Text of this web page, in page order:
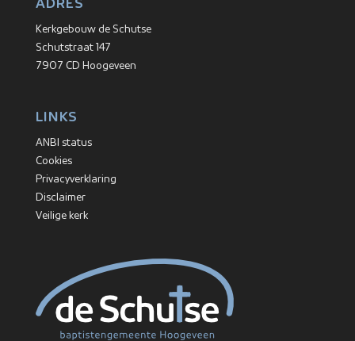
ADRES
Kerkgebouw de Schutse
Schutstraat 147
7907 CD Hoogeveen
LINKS
ANBI status
Cookies
Privacyverklaring
Disclaimer
Veilige kerk